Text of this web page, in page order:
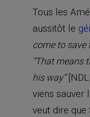
Tous les
aussitôt le
come to save
“That means
his way”
viens sauver
veut dire que